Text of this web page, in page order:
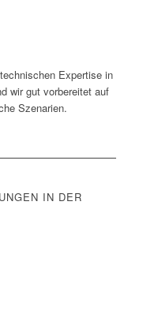
Expertise in
wir gut vorbereitet auf
Szenarien.
IN DER